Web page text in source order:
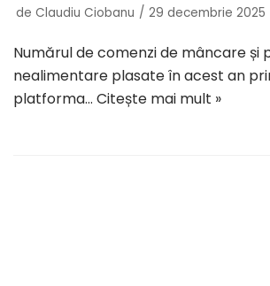
de Claudiu Ciobanu 29 decembrie 2025
Numărul de comenzi de mâncare și
nealimentare plasate în acest an
platforma… Citește mai mult »